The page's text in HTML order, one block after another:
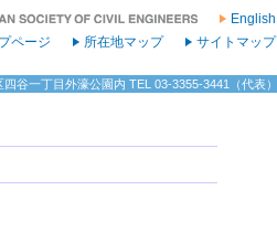
English
サイトマップ
所在地マップ
ページ
谷一丁目外濠公園内 TEL 03-3355-3441（代表）